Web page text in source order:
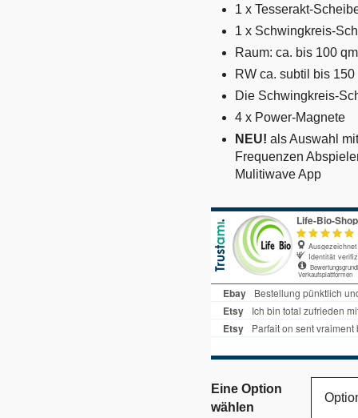
1 x Tesserakt-
1 x Schwingkreis-
Raum: ca. bis 100
RW ca. subtil bis
Die Schwingkreis-
4 x Power-Magnete
NEU! als Auswahl
Frequenzen
Mulitiwave App
Eine Option
wählen